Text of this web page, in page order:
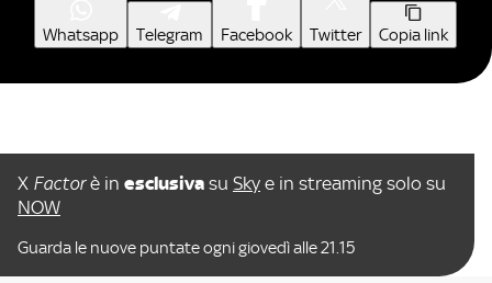
Whatsapp Telegram Facebook Twitter Copia link
X Factorè in esclusiva su Sky e in streaming solo su
NOW
Guarda le nuove puntate ogni giovedì alle 21.15